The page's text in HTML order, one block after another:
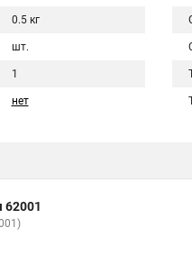
0.5 кг
шт.
1
нет
62001